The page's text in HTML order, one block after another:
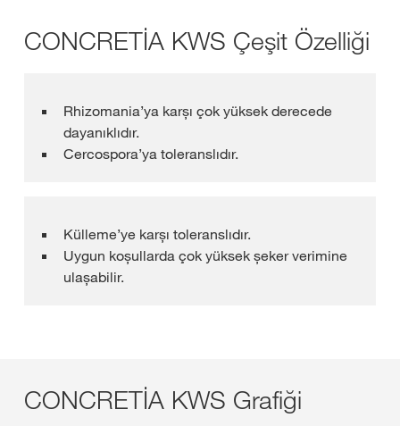
CONCRETİA KWS Çeşit Özelliği
Rhizomania’ya karșı çok yüksek derecede
dayanıklıdır.
Cercospora’ya toleranslıdır.
Külleme’ye karșı toleranslıdır.
Uygun koșullarda çok yüksek șeker verimine
ulașabilir.
CONCRETİA KWS Grafiği